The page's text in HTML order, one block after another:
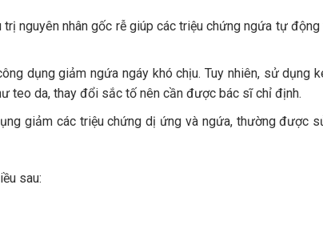
nguyên nhân gốc rễ giúp các triệu chứng ngứa tự động
dụng giảm ngứa ngáy khó chịu. Tuy nhiên, sử dụng
teo da, thay đổi sắc tố nên cần được bác sĩ chỉ định.
giảm các triệu chứng dị ứng và ngứa, thường được
sau: